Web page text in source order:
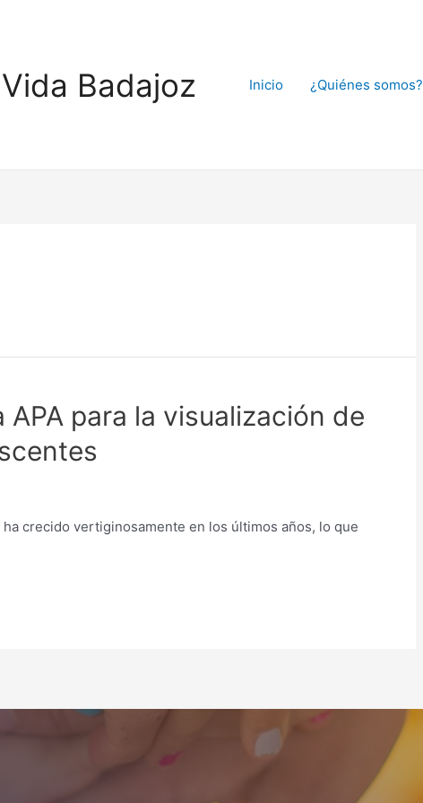
Badajoz Inicio ¿Quiénes somos?
para la visualización de
crecido vertiginosamente en los últimos años, lo que